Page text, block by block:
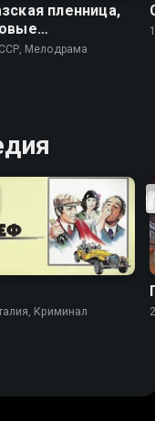
пленница,
Шурика
Мелодрама
Криминал